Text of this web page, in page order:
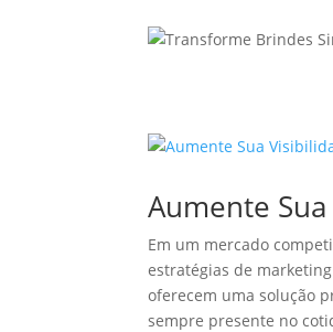
Aumente
Em um mercado
estratégias de
oferecem uma solução
sempre presente no